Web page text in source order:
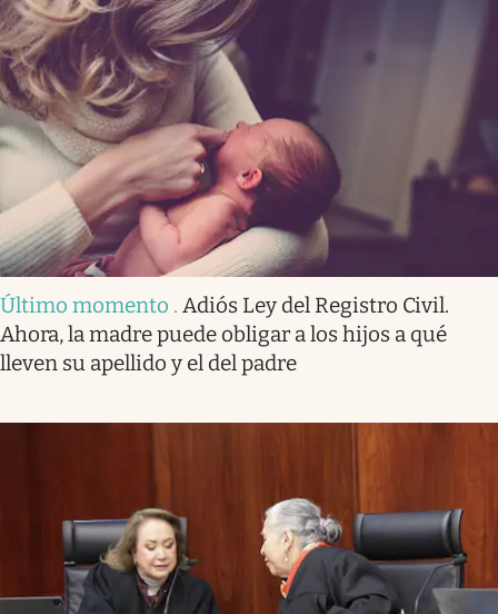
Último momento . Adiós Ley del Registro Civil.
Ahora, la madre puede obligar a los hijos a qué
lleven su apellido y el del padre